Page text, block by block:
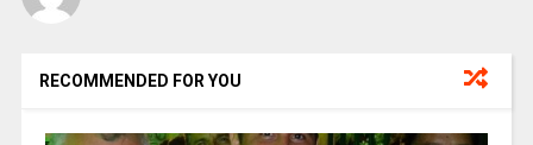
RECOMMENDED FOR YOU